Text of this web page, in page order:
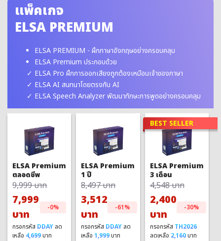
แพ็คเกจ
ELSA PREMIUM
ELSA PREMIUM - ฝึกภาษาอังกฤษอย่างครอบคลุม
ELSA Premium ประกอบด้วย
ELSA Pro ฝึกการออกเสียงถูกต้องเหมือนเจ้าของภาษา
ELSA AI สนทนาโดยตรงกับ AI
ELSA Speech Analyzer พัฒนาทักษะการพูดอย่างครอบคลุม
ELSA Premium
ตลอดชีพ
9,999 บาท
7,999
บาท
-0%
กรอกรหัส DDAY ลด
เหลือ 4,699บาท
ELSA Premium
1 ปี
8,497 บาท
3,512
บาท
-61%
กรอกรหัส DDAY ลด
เหลือ1,999บาท
BEST SELLER
ELSA Premium
3 เดือน
4,548 บาท
2,400
บาท
-30%
กรอกรหัส TH2026
ลดเหลือ 2,160บาท